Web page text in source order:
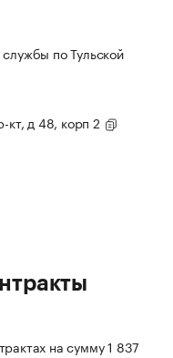
по Тульской
кт, д 48, корп 2
на сумму 1 837